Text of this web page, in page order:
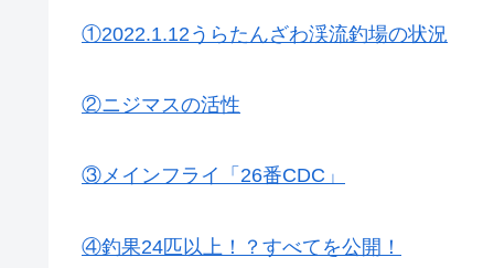
①2022.1.12うらたんざわ渓流釣場の状況
②ニジマスの活性
③メインフライ「26番CDC」
④釣果24匹以上！？すべてを公開！